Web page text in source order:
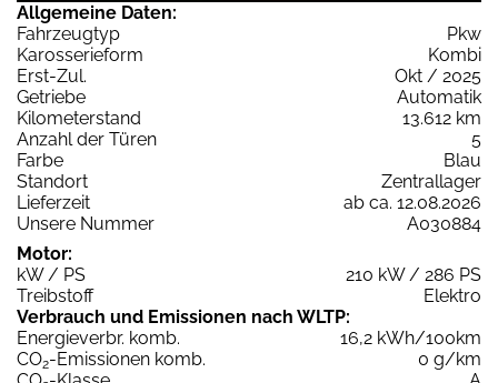
Allgemeine Daten:
Fahrzeugtyp
Pkw
Karosserieform
Kombi
Erst-Zul.
Okt / 2025
Getriebe
Automatik
Kilometerstand
13.612 km
Anzahl der Türen
5
Farbe
Blau
Standort
Zentrallager
Lieferzeit
ab ca. 12.08.2026
Unsere Nummer
A030884
Motor:
kW / PS
210 kW / 286 PS
Treibstoff
Elektro
Verbrauch und Emissionen nach WLTP:
Energieverbr. komb.
16,2 kWh/100km
CO2-Emissionen komb.
0 g/km